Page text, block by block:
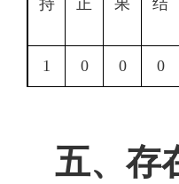
持
正
果
结
1 0 0 0
五、存